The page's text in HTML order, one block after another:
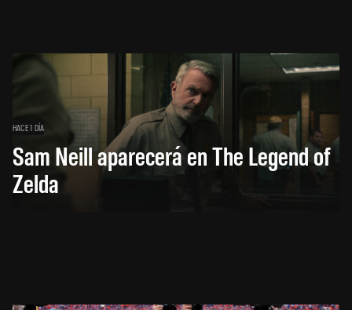
HACE 1 DÍA
Sam Neill aparecerá en The Legend of
Zelda